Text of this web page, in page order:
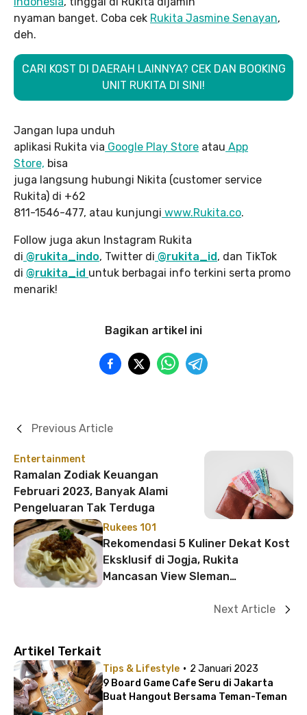
nyaman banget. Coba cek Rukita Jasmine Senayan,
deh.
CARI KOST DI DAERAH LAINNYA? CEK DAN BOOKING
UNIT RUKITA DI SINI!
Jangan lupa unduh
aplikasi Rukita via Google Play Store atau App
Store, bisa
juga langsung hubungi Nikita (customer service
Rukita) di +62
811-1546-477, atau kunjungi www.Rukita.co.
Follow juga akun Instagram Rukita
di @rukita_indo, Twitter di @rukita_id, dan TikTok
di @rukita_id untuk berbagai info terkini serta promo
menarik!
Bagikan artikel ini
Entertainment
Ramalan Zodiak Keuangan
Februari 2023, Banyak Alami
Pengeluaran Tak Terduga
Previous Article
Rukees 101
Rekomendasi 5 Kuliner Dekat Kost
Eksklusif di Jogja, Rukita
Mancasan View Sleman
Next Article
Artikel Terkait
Tips & Lifestyle · 2 Januari 2023
9 Board Game Cafe Seru di Jakarta
Buat Hangout Bersama Teman-Teman